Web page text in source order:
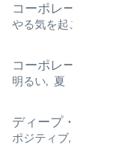
コーポレート コ
やる気を起こさせる
コーポレート コ
明るい, 夏
ディープ・ハウス
ポジティブ, エネル